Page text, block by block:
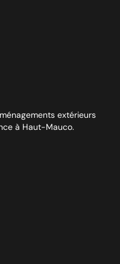
extérieurs
à Haut-Mauco.